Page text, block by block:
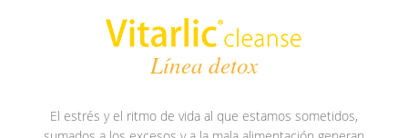
Línea detox
El estrés y el ritmo de vida al que estamos sometidos,